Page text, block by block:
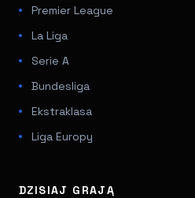
Premier League
La Liga
Serie A
Bundesliga
Ekstraklasa
Liga Europy
DZISIAJ GRAJĄ